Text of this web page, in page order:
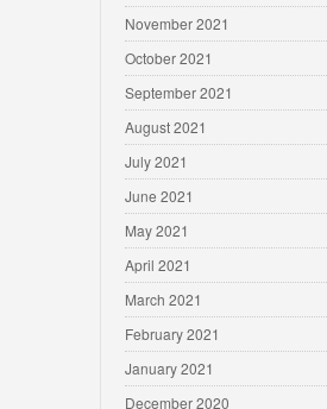
November 2021
October 2021
September 2021
August 2021
July 2021
June 2021
May 2021
April 2021
March 2021
February 2021
January 2021
December 2020